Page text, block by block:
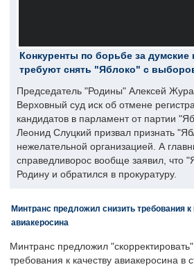
Конкуренты по борьбе за думские
требуют снять "Яблоко" с
Председатель "Родины" Алексей
Верховный суд иск об отмене
кандидатов в парламент от партии
Леонид Слуцкий призвал признать
нежелательной организацией. А
справедливорос вообще заявил, что
Родину и обратился в прокуратуру.
Минтранс предложил снизить требования к
авиакеросина
Минтранс предложил
требования к качеству авиакеросина в